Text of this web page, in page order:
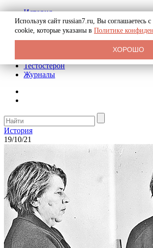
История
Биография
Криминал
Реклама на сайте
Тестостерон
Журналы
История
19/10/21
Используя сайт russian7.ru, Вы соглашаетесь
cookie, которые указаны в Политике
ХОРОШО